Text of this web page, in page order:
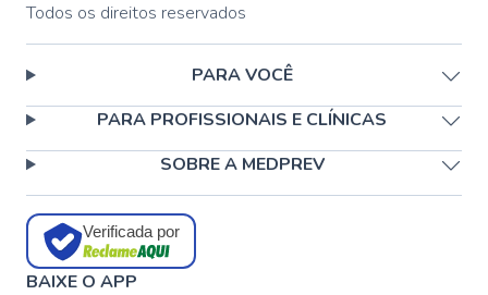
Todos os direitos reservados
PARA VOCÊ
PARA PROFISSIONAIS E CLÍNICAS
SOBRE A MEDPREV
Verificada por
BAIXE O APP